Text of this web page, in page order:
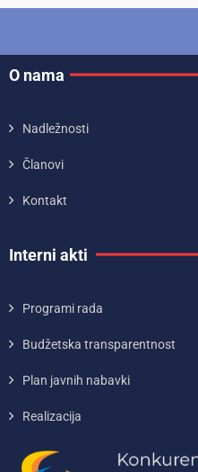
O nama
Nadležnosti
Članovi
Kontakt
Interni akti
Programi rada
Budžetska transparentnost
Plan javnih nabavki
Realizacija